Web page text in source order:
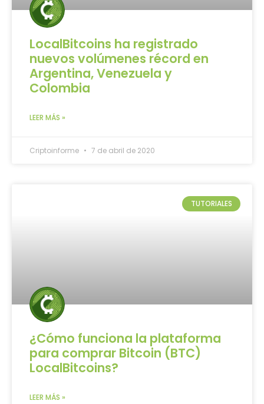
LocalBitcoins ha registrado
nuevos volúmenes récord en
Argentina, Venezuela y
Colombia
LEER MÁS »
Criptoinforme 7 de abril de 2020
TUTORIALES
¿Cómo funciona la plataforma
para comprar Bitcoin (BTC)
LocalBitcoins?
LEER MÁS »